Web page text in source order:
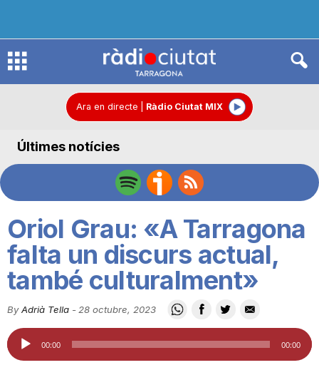
R
d
C
Ara en directe Ràdio Ciutat MIX
Últimes notícies
Oriol Grau: «A Tarragona
falta un discurs actual,
també culturalment»
By Adrià Tella - 28 octubre, 2023
Reproductor
d'àudio
00:00 00:00